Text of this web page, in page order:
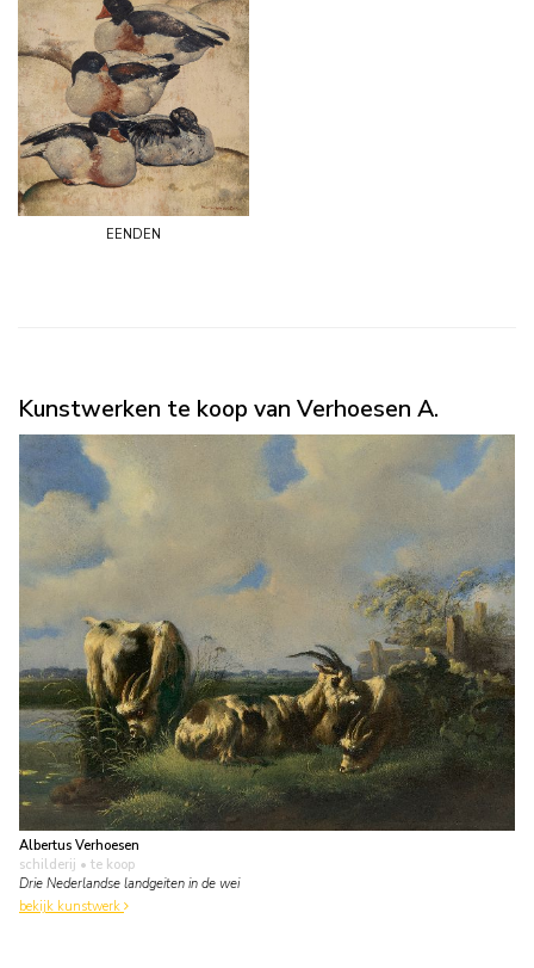
eenden
Kunstwerken te koop van Verhoesen A.
Albertus Verhoesen
schilderij • te koop
Drie Nederlandse landgeiten in de wei
bekijk kunstwerk